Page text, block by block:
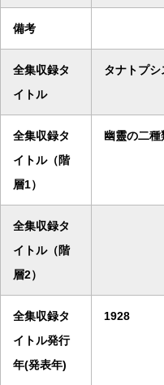
備考
全集収録タ
イトル
タナトプシ
全集収録タ
イトル（階
層1）
幽靈の二種
全集収録タ
イトル（階
層2）
全集収録タ
イトル発行
年(発表年)
1928